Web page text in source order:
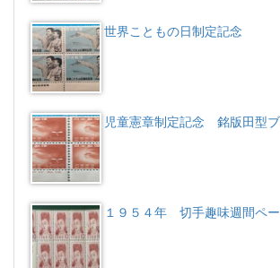
世界こともの日制定記念
児童憲章制定記念 銘版田型
１９５４年 切手趣味週間ペ